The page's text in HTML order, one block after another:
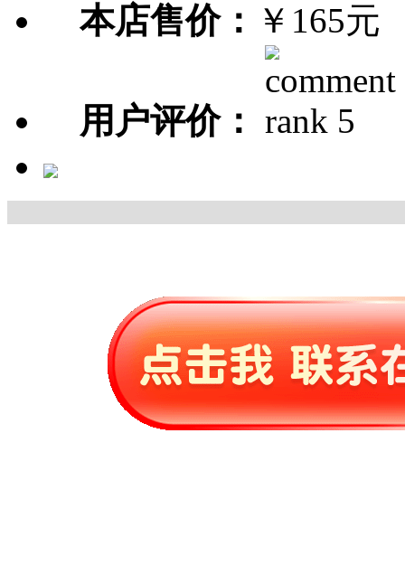
本店售价： ￥165元
用户评价：